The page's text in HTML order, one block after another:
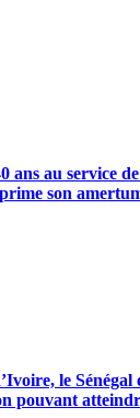
ans au service
son
le Sénégal
pouvant